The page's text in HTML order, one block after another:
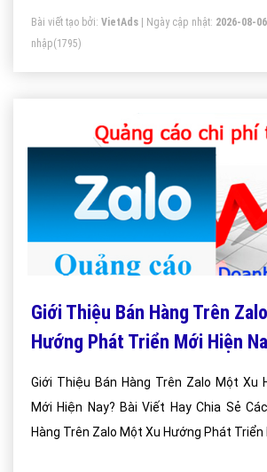
Bài viết tạo bởi: VietAds | Ngày cập nhật: 2026-08-
nhập(1795)
Giới Thiệu Bán Hàng Trên
Hướng Phát Triển Mới Hiện
Giới Thiệu Bán Hàng Trên Zalo Một Xu
Mới Hiện Nay? Bài Viết Hay Chia Sẻ
Hàng Trên Zalo Một Xu Hướng Phát Triển